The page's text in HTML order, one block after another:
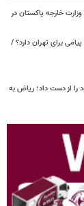
خارجه پاکستان در
برای تهران دارد؟ /
را از دست داد؛ ریاض به